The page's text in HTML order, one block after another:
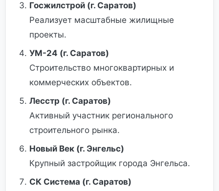
Госжилстрой (г. Саратов)
Реализует масштабные жилищные
проекты.
УМ-24 (г. Саратов)
Строительство многоквартирных и
коммерческих объектов.
Лесстр (г. Саратов)
Активный участник регионального
строительного рынка.
Новый Век (г. Энгельс)
Крупный застройщик города Энгельса.
СК Система (г. Саратов)